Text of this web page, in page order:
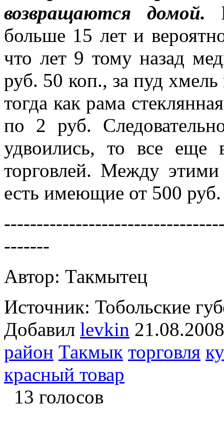
возвращаются домой.
больше 15 лет и
что лет 9 тому назад
руб. 50 коп., за пуд
тогда как рама
по 2 руб.
удвоились, то все еще
торговлей. Между
есть имеющие от 500
-------
Автор: Такмытец
Источник: Тобольские
Добавил levkin
район Такмык торговля
красный товар
13 голосов